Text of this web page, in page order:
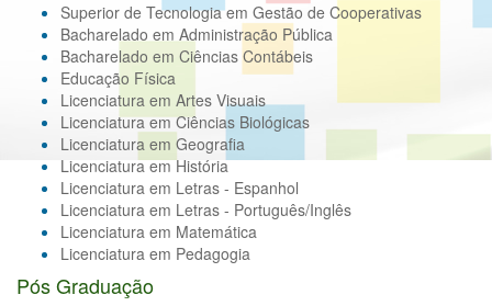
Superior de Tecnologia em Gestão de Cooperativas
Bacharelado em Administração Pública
Bacharelado em Ciências Contábeis
Educação Física
Licenciatura em Artes Visuais
Licenciatura em Ciências Biológicas
Licenciatura em Geografia
Licenciatura em História
Licenciatura em Letras - Espanhol
Licenciatura em Letras - Português/Inglês
Licenciatura em Matemática
Licenciatura em Pedagogia
Pós Graduação